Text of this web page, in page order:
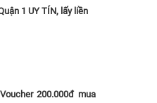
1 UY TÍN, lấy liền
200.000đ mua